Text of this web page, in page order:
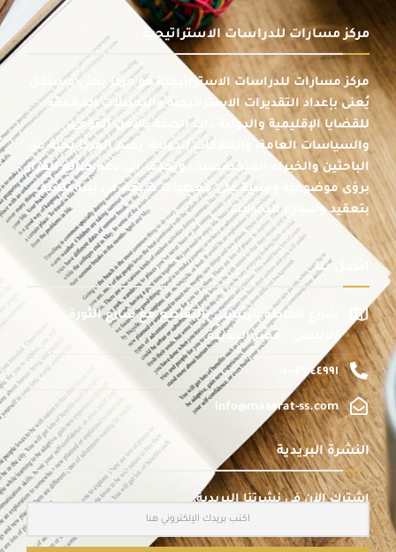
مركز مسارات للدراسات الاستراتيجية
مركز مسارات للدراسات الاستراتيجية هو مركز بحثي مستقل
يُعنى بإعداد التقديرات الاستراتيجية والتحليلات المعمقة
للقضايا الإقليمية والدولية ذات الصلة بالأمن القومي،
والسياسات العامة، والعلاقات الدولية، يضم المركز نخبة من
الباحثين والخبراء المتخصصين، ويهدف إلى دعم صانع القرار
برؤى موضوعية ومبنية على معطيات دقيقة، في بيئة تتسم
بتعقيد وتسارع التحولات.
اتصل بنا
شارع الماظة الرئيسى بالتقاطع مع شارع الثورة
الرئيسى - مصر الجديدة
٠١٠٠٣٧٤٤٩٩١
info@masarat-ss.com
النشرة البريدية
اشترك الآن في نشرتنا البريدية: